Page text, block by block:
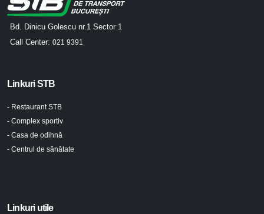
Bd. Dinicu Golescu nr.1 Sector 1
Call Center: 021 9391
Linkuri STB
- Restaurant STB
- Complex sportiv
- Casa de odihnă
- Centrul de sănătate
Linkuri utile